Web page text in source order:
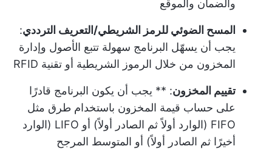
والضمان والموقع
المسح الضوئي للرمز الشريطي/التعريف الترددي:
يجب أن يسهّل البرنامج سهولة تتبع الأصول وإدارة
المخزون من خلال الرموز الشريطية أو تقنية RFID
تقييم المخزون: ** يجب أن يكون البرنامج قادرًا
على حساب قيمة المخزون باستخدام طرق مثل
FIFO (الوارد أولاً ثم الصادر أولاً) أو LIFO (الوارد
أخيرًا ثم الصادر أولاً) أو المتوسط المرجح